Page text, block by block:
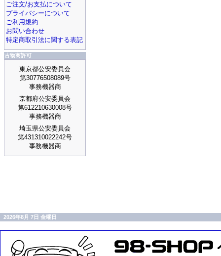
ご注文/お支払について
プライバシーについて
ご利用規約
お問い合わせ
特定商取引法に関する表記
古物商許可
東京都公安委員会
第30776508089号
事務機器商
京都府公安委員会
第612210630008号
事務機器商
埼玉県公安委員会
第431310022242号
事務機器商
2026年8月 7日 金曜日